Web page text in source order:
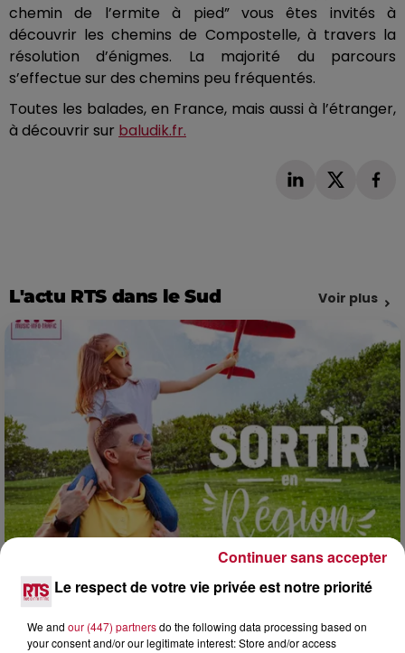
chemin de l’ermite à pied” vous êtes invités à
découvrir les chemins de Compostelle, à travers la
résolution d’énigmes. La majorité du parcours
s’effectue sur des chemins peu fréquentés.
Toutes les balades, en France, mais aussi à l’étranger,
à découvrir sur baludik.fr.
L'actu RTS dans le Sud Voir plus
NOS IDÉES DE SORTIE POUR CE WEEK-END
rendez-vous à ne pas manquer dans le coin. Que vous ayez
Le respect de votre vie privée est notre priorité
We and our (447) partnersdo the following data processing based on
your consent and/or our legitimate interest: Store and/or access
Continuer sans accepter